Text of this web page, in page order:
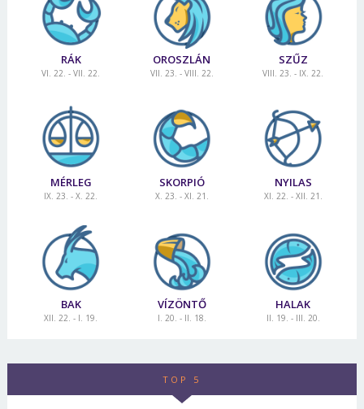
RÁK
VI. 22. - VII. 22.
OROSZLÁN
VII. 23. - VIII. 22.
SZŰZ
VIII. 23. - IX. 22.
MÉRLEG
IX. 23. - X. 22.
SKORPIÓ
X. 23. - XI. 21.
NYILAS
XI. 22. - XII. 21.
BAK
XII. 22. - I. 19.
VÍZÖNTŐ
I. 20. - II. 18.
HALAK
II. 19. - III. 20.
TOP 5